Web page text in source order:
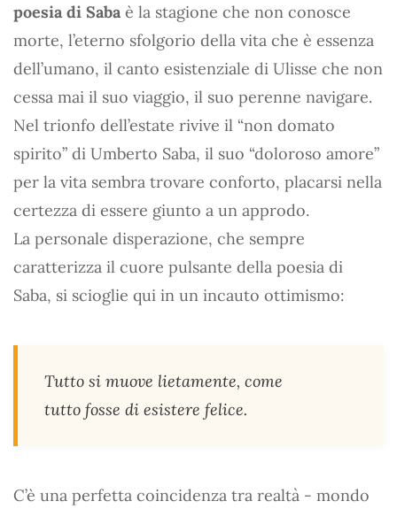
poesia di Saba è la stagione che non conosce
morte, l’eterno sfolgorio della vita che è essenza
dell’umano, il canto esistenziale di Ulisse che non
cessa mai il suo viaggio, il suo perenne navigare.
Nel trionfo dell’estate rivive il “non domato
spirito” di Umberto Saba, il suo “doloroso amore”
per la vita sembra trovare conforto, placarsi nella
certezza di essere giunto a un approdo.
La personale disperazione, che sempre
caratterizza il cuore pulsante della poesia di
Saba, si scioglie qui in un incauto ottimismo:
Tutto si muove lietamente, come
tutto fosse di esistere felice.
C’è una perfetta coincidenza tra realtà - mondo